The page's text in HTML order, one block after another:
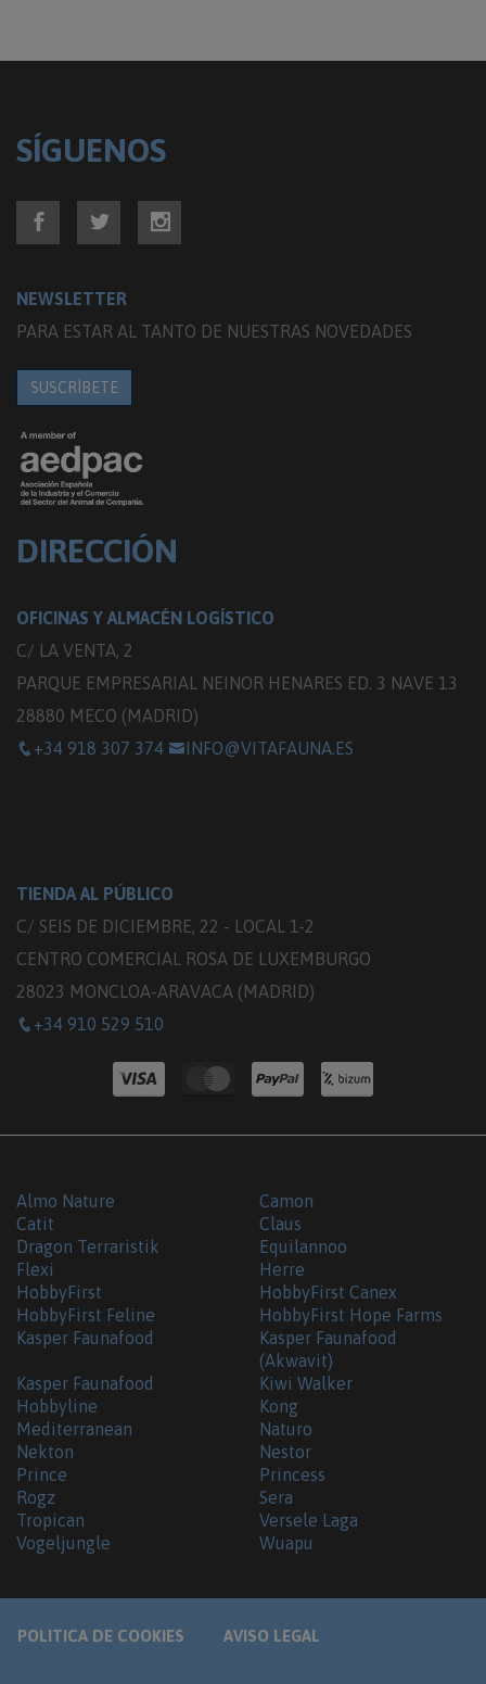
SÍGUENOS
NEWSLETTER
PARA ESTAR AL TANTO DE NUESTRAS NOVEDADES
SUSCRÍBETE
DIRECCIÓN
OFICINAS Y ALMACÉN LOGÍSTICO
C/ LA VENTA, 2
PARQUE EMPRESARIAL NEINOR HENARES ED. 3 NAVE 13
28880 MECO (MADRID)
+34 918 307 374
INFO@VITAFAUNA.ES
TIENDA AL PÚBLICO
C/ SEIS DE DICIEMBRE, 22 - LOCAL 1-2
CENTRO COMERCIAL ROSA DE LUXEMBURGO
28023 MONCLOA-ARAVACA (MADRID)
+34 910 529 510
Almo Nature
Camon
Catit
Claus
Dragon Terraristik
Equilannoo
Flexi
Herre
HobbyFirst
HobbyFirst Canex
HobbyFirst Feline
HobbyFirst Hope Farms
Kasper Faunafood
Kasper Faunafood
(Akwavit)
Kasper Faunafood
Hobbyline
Kiwi Walker
Kong
Mediterranean
Naturo
Nekton
Nestor
Prince
Princess
Rogz
Sera
Tropican
Versele Laga
Vogeljungle
Wuapu
POLITICA DE COOKIES AVISO LEGAL